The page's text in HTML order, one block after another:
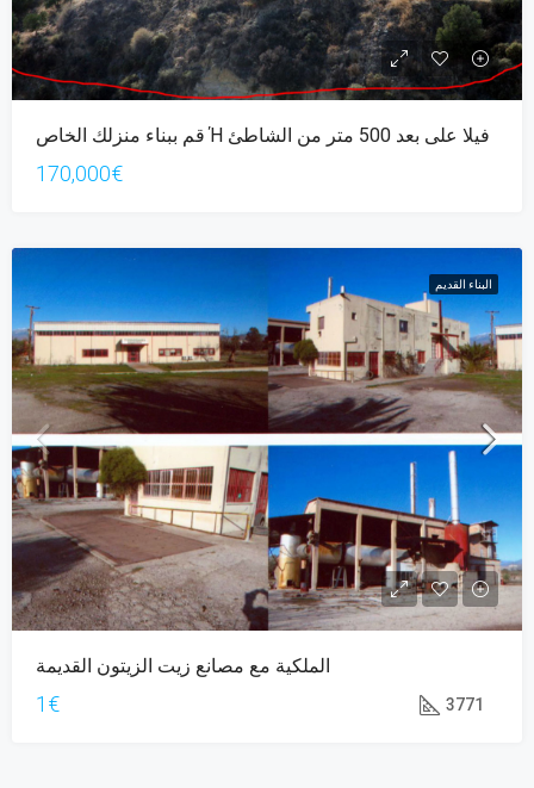
قم ببناء منزلك الخاص Ή فيلا على بعد 500 متر من الشاطئ
170,000€
البناء القديم
الملكية مع مصانع زيت الزيتون القديمة
1€ 3771